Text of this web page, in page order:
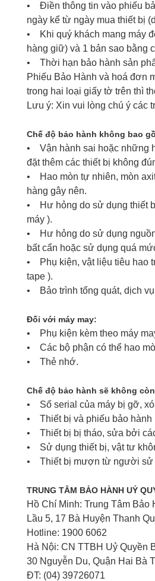
• Điền thông tin vào phiếu
ngày kể từ ngày mua thiết bị
• Khi quý khách mang máy
hàng giữ) và 1 bản sao bằng
• Thời hạn bảo hành sản
Phiếu Bảo Hành và hoá đơn
trong hai loại giấy tờ trên thì
Lưu ý: Xin vui lòng chú ý
Chế độ bảo hành không bao
• Vận hành sai hoặc những
đặt thêm các thiết bị không
• Hao mòn tự nhiên, mòn
hàng gây nên.
• Hư hỏng do sử dụng thiết
máy ).
• Hư hỏng do sử dụng
bất cẩn hoặc sử dụng quá
• Phụ kiện, vật liệu tiêu hao
tape ).
• Bảo trình tổng quát, dịch
Đối với máy may:
• Phụ kiện kèm theo máy
• Các bộ phận có thể hao
• Thẻ nhớ.
Chế độ bảo hành sẽ không
• Số serial của máy bị gỡ,
• Thiết bị và phiếu bảo hành
• Thiết bị bị tháo, sửa bởi
• Sử dụng thiết bị, vật tư
• Thiết bị mượn từ người sử
TRUNG TÂM BẢO HÀNH UỶ
Hồ Chí Minh: Trung Tâm Bảo
Lầu 5, 17 Bà Huyện Thanh
Hotline: 1900 6062
Hà Nội: CN TTBH Uỷ Quyền
30 Nguyễn Du, Quận Hai Bà
ĐT: (04) 39726071